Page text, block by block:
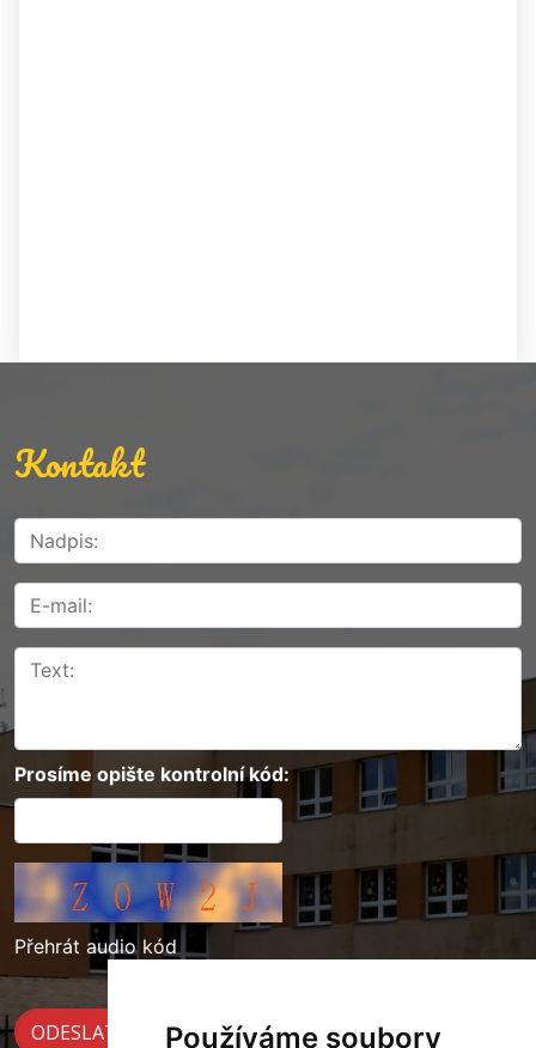
Používáme soubory
Kontakt
Prosíme opište kontrolní kód:
Přehrát audio kód